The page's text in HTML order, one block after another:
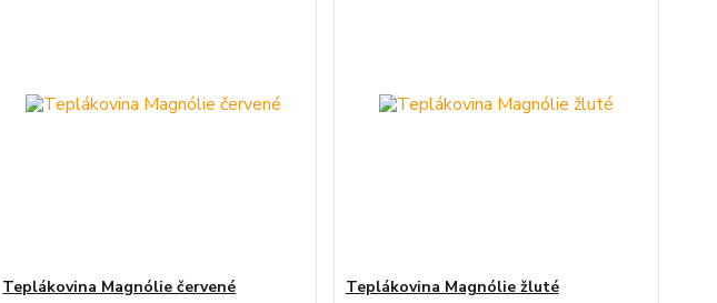
Teplákovina Magnólie červené Teplákovina Magnólie žluté